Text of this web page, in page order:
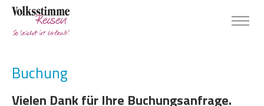
Buchung
Vielen Dank für Ihre Buchungsanfrage.